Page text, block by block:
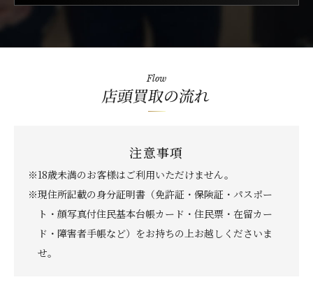
Flow
店頭買取の流れ
注意事項
※18歳未満のお客様はご利用いただけません。
※現住所記載の身分証明書（免許証・保険証・パスポー
ト・顔写真付住民基本台帳カード・住民票・在留カー
ド・障害者手帳など）をお持ちの上お越しくださいま
せ。